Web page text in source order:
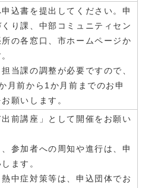
込書を提出してください。申
り課、中部コミュニティセン
の各窓口、市ホームページか
当課の調整が必要ですので、
月前から1か月前までのお申
願いします。
出前講座」として開催をお願い
、参加者への周知や進行は、申
します。
熱中症対策等は、申込団体でお